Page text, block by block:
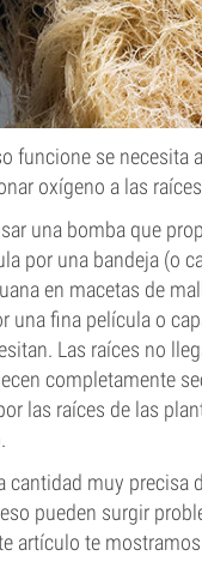
funcione se necesita
oxígeno a las
una bomba que
por una bandeja (o
en macetas de
una fina película o
Las raíces no
completamente
las raíces de las
cantidad muy precisa
pueden surgir
artículo te